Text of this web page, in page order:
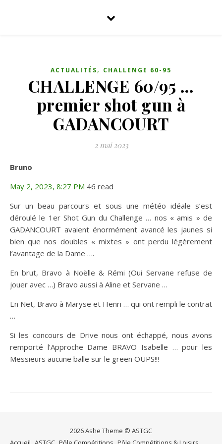
ACTUALITÉS, CHALLENGE 60-95
CHALLENGE 60/95 …
premier shot gun à
GADANCOURT
2 mai 2023
Bruno
May 2, 2023, 8:27 PM 46 read
Sur un beau parcours et sous une météo idéale s’est
déroulé le 1er Shot Gun du Challenge … nos « amis » de
GADANCOURT avaient énormément avancé les jaunes si
bien que nos doubles « mixtes » ont perdu légèrement
l’avantage de la Dame ….
En brut, Bravo à Noëlle & Rémi (Oui Servane refuse de
jouer avec …) Bravo aussi à Aline et Servane …
En Net, Bravo à Maryse et Henri … qui ont rempli le contrat
…
Si les concours de Drive nous ont échappé, nous avons
remporté l’Approche Dame BRAVO Isabelle … pour les
Messieurs aucune balle sur le green OUPS!!!
2026 Ashe Theme © ASTGC